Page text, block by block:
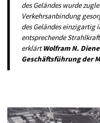
des Geländes wurde
Verkehrsanbindung
des Geländes einzigartig
entsprechende
erklärtWolfram N.
Geschäftsführung der